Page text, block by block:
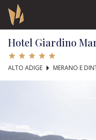
Hotel Giardino
ALTO ADIGE MERANO E